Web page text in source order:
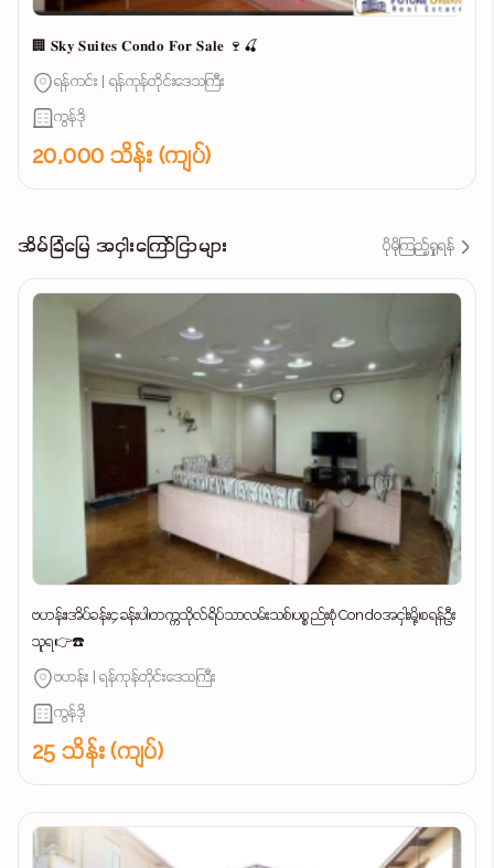
🏢 𝐒𝐤𝐲 𝐒𝐮𝐢𝐭𝐞𝐬 𝐂𝐨𝐧𝐝𝐨 𝐅𝐨𝐫 𝐒𝐚𝐥𝐞 🍷🍒
ရန်ကင်း | ရန်ကုန်တိုင်းဒေသကြီး
ကွန်ဒို
20,000 သိန်း (ကျပ်)
အိမ်ခြံမြေ အငှါးကြော်ငြာများ ပိုမိုကြည့်ရှုရန်
ဗဟန်း၊အိပ်ခန်း၄ခန်းပါ၊တက္ကသိုလ်ရိပ်သာလမ်းသစ်၊ပစ္စည်းစုံCondoအငှါးမို့၊စရန်ဦး
သူရ👉☎️
ဗဟန်း | ရန်ကုန်တိုင်းဒေသကြီး
ကွန်ဒို
25 သိန်း (ကျပ်)